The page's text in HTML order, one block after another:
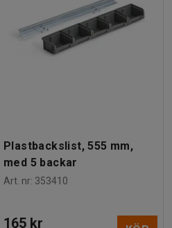
Plastbackslist, 555 mm,
med 5 backar
Art. nr: 353410
165 kr